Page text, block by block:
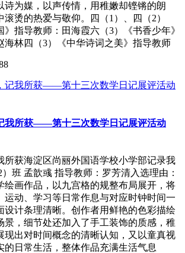
诗为媒，以声传情，用稚嫩却铿锵的朗
滚烫的热爱与敬仰。四（1）、四（2）
》指导教师：田海霞六（3）《书香少年》
海林四（3）《中华诗词之美》指导教师
我所获——第十三次数学日记展评活动
所获海淀区尚丽外国语学校小学部记录我
班 孟歆彧 指导教师：罗芳清入选理由：
绘画作品，以九宫格的规整布局展开，将
运动、学习等日常作息与对应时钟时间一
设计条理清晰。创作者用鲜艳的色彩描绘
景，细节处还加入了手工装饰的质感，稚
现出对时间概念的清晰认知，又以童真视
的日常生活，整体作品充满生活气息